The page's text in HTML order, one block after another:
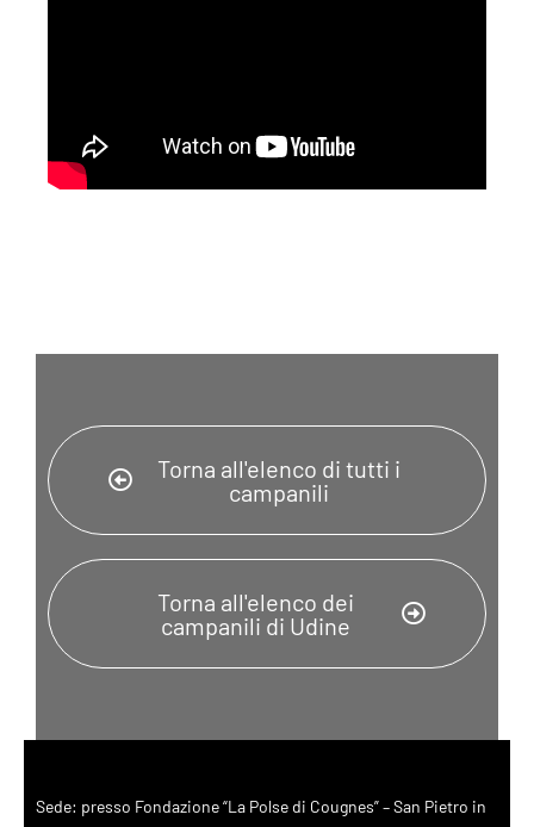
Torna all'elenco di tutti i
campanili
Torna all'elenco dei
campanili di Udine
Sede: presso Fondazione “La Polse di Cougnes” – San Pietro in